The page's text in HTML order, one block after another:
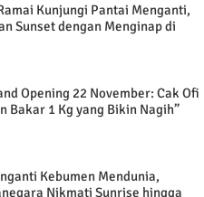
Kunjungi Pantai Menganti,
Sunset dengan Menginap di
Opening 22 November: Cak Ofi
Bakar 1 Kg yang Bikin Nagih”
Kebumen Mendunia,
Nikmati Sunrise hingga